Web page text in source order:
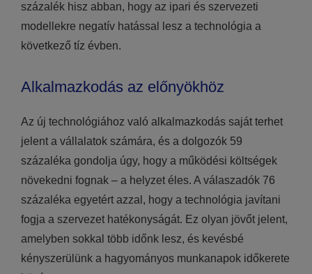
százalék hisz abban, hogy az ipari és szervezeti
modellekre negatív hatással lesz a technológia a
következő tíz évben.
Alkalmazkodás az előnyökhöz
Az új technológiához való alkalmazkodás saját terhet
jelent a vállalatok számára, és a dolgozók 59
százaléka gondolja úgy, hogy a működési költségek
növekedni fognak – a helyzet éles. A válaszadók 76
százaléka egyetért azzal, hogy a technológia javítani
fogja a szervezet hatékonyságát. Ez olyan jövőt jelent,
amelyben sokkal több időnk lesz, és kevésbé
kényszerülünk a hagyományos munkanapok időkerete